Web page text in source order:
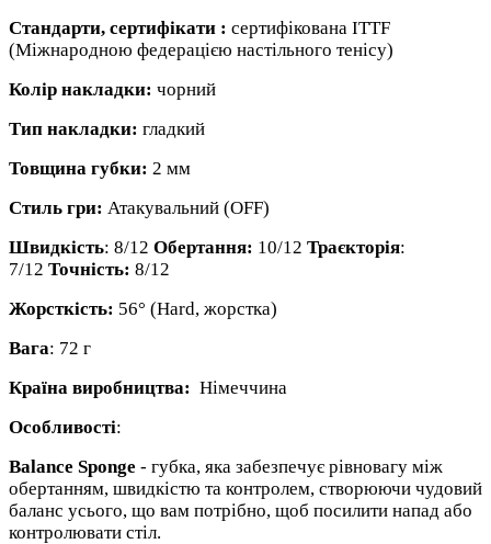
Стандарти, сертифікати : сертифікована ITTF
(Міжнародною федерацією настільного тенісу)
Колір накладки: чорний
Тип накладки: гладкий
Товщина губки: 2 мм
Стиль гри: Атакувальний (OFF)
Швидкість: 8/12 Обертання: 10/12 Траєкторія:
7/12 Точність: 8/12
Жорсткість: 56° (Hard, жорстка)
Вага: 72 г
Країна виробництва: Німеччина
Особливості:
Balance Sponge - губка, яка забезпечує рівновагу між
обертанням, швидкістю та контролем, створюючи чудовий
баланс усього, що вам потрібно, щоб посилити напад або
контролювати стіл.